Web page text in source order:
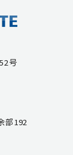
号
部192